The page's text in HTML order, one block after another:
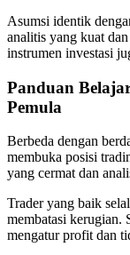
Asumsi identik
analitis yang kuat
instrumen investasi
Panduan
Pemula
Berbeda dengan
membuka posisi
yang cermat dan
Trader yang baik
membatasi kerugian.
mengatur profit dan